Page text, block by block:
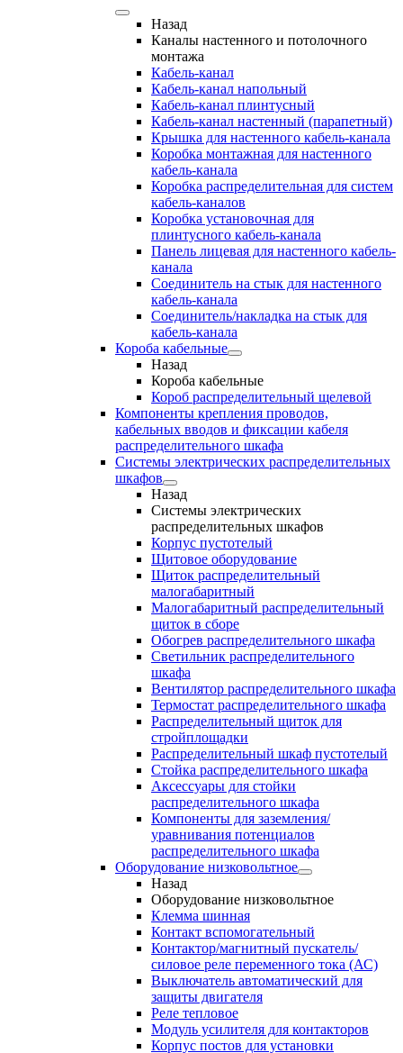
Назад
Каналы настенного и потолочного
монтажа
Кабель-канал
Кабель-канал напольный
Кабель-канал плинтусный
Кабель-канал настенный (парапетный)
Крышка для настенного кабель-канала
Коробка монтажная для настенного
кабель-канала
Коробка распределительная для систем
кабель-каналов
Коробка установочная для
плинтусного кабель-канала
Панель лицевая для настенного кабель-
канала
Соединитель на стык для настенного
кабель-канала
Соединитель/накладка на стык для
кабель-канала
Короба кабельные
Назад
Короба кабельные
Короб распределительный щелевой
Компоненты крепления проводов,
кабельных вводов и фиксации кабеля
распределительного шкафа
Системы электрических распределительных
шкафов
Назад
Системы электрических
распределительных шкафов
Корпус пустотелый
Щитовое оборудование
Щиток распределительный
малогабаритный
Малогабаритный распределительный
щиток в сборе
Обогрев распределительного шкафа
Светильник распределительного
шкафа
Вентилятор распределительного шкафа
Термостат распределительного шкафа
Распределительный щиток для
стройплощадки
Распределительный шкаф пустотелый
Стойка распределительного шкафа
Аксессуары для стойки
распределительного шкафа
Компоненты для заземления/
уравнивания потенциалов
распределительного шкафа
Оборудование низковольтное
Назад
Оборудование низковольтное
Клемма шинная
Контакт вспомогательный
Контактор/магнитный пускатель/
силовое реле переменного тока (АС)
Выключатель автоматический для
защиты двигателя
Реле тепловое
Модуль усилителя для контакторов
Корпус постов для установки